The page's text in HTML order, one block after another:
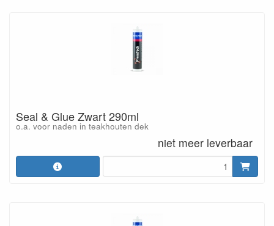
Seal & Glue Zwart 290ml
o.a. voor naden in teakhouten dek
niet meer leverbaar